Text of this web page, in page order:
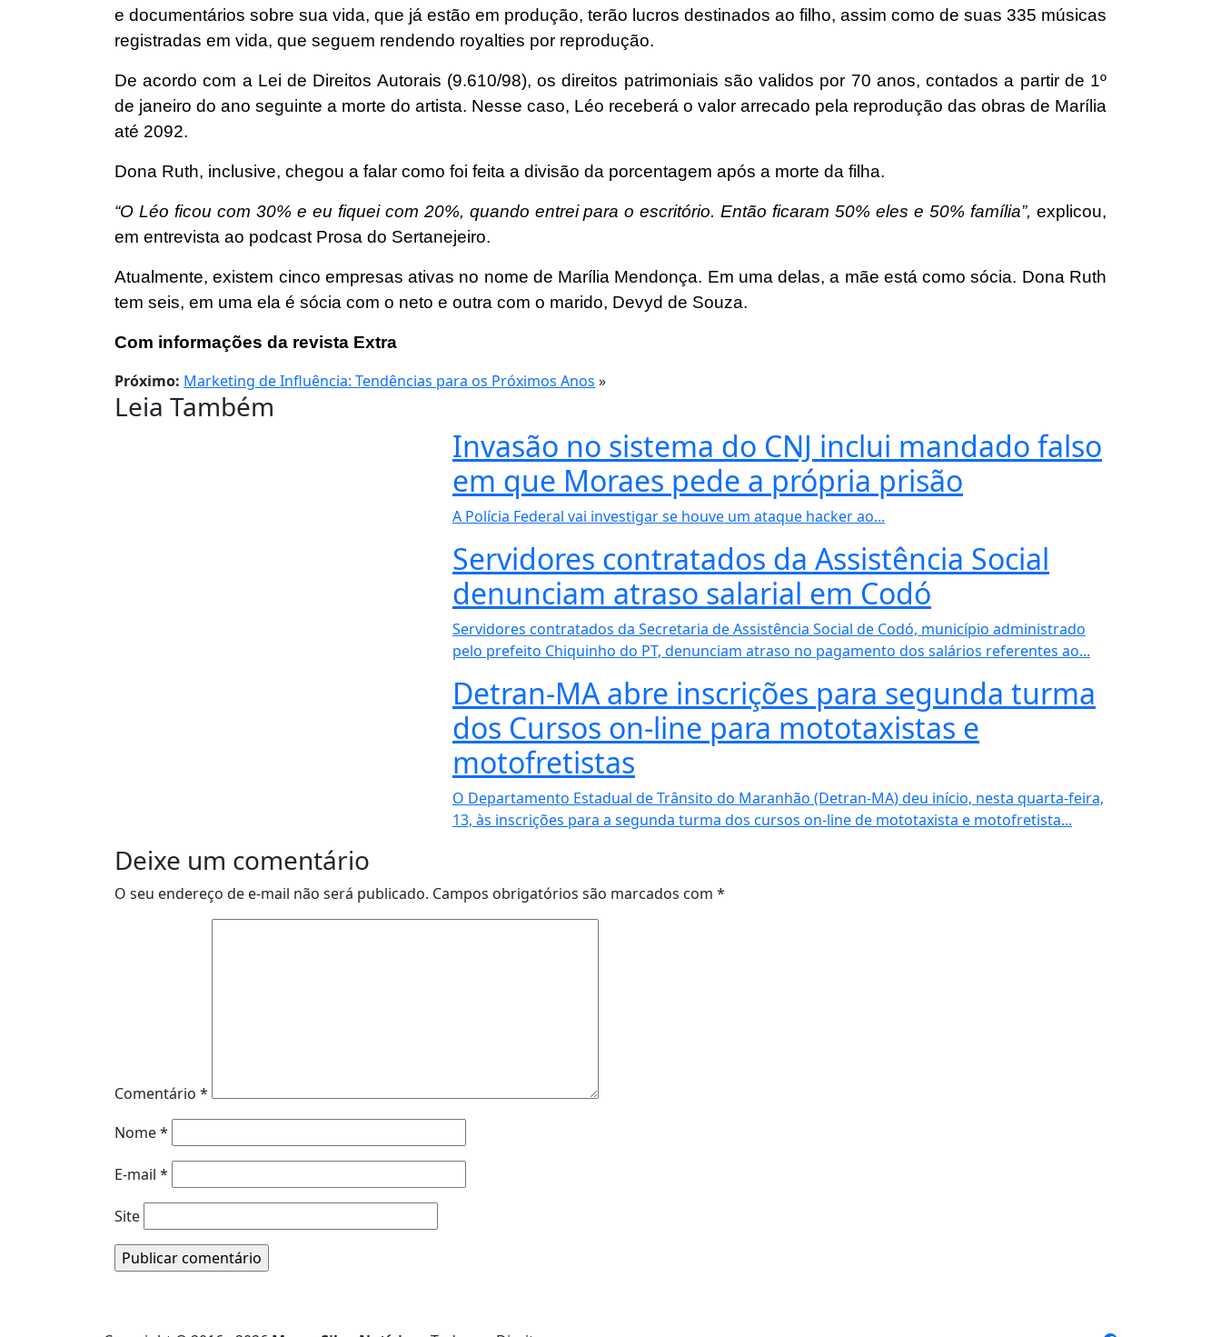
e documentários sobre sua vida, que já estão em produção, terão lucros destinados ao filho, assim como de suas 335 músicas
registradas em vida, que seguem rendendo royalties por reprodução.
De acordo com a Lei de Direitos Autorais (9.610/98), os direitos patrimoniais são validos por 70 anos, contados a partir de 1º
de janeiro do ano seguinte a morte do artista. Nesse caso, Léo receberá o valor arrecado pela reprodução das obras de Marília
até 2092.
Dona Ruth, inclusive, chegou a falar como foi feita a divisão da porcentagem após a morte da filha.
“O Léo ficou com 30% e eu fiquei com 20%, quando entrei para o escritório. Então ficaram 50% eles e 50% família”, explicou,
em entrevista ao podcast Prosa do Sertanejeiro.
Atualmente, existem cinco empresas ativas no nome de Marília Mendonça. Em uma delas, a mãe está como sócia. Dona Ruth
tem seis, em uma ela é sócia com o neto e outra com o marido, Devyd de Souza.
Com informações da revista Extra
Próximo: Marketing de Influência: Tendências para os Próximos Anos »
Leia Também
Invasão no sistema do CNJ inclui mandado falso
em que Moraes pede a própria prisão
A Polícia Federal vai investigar se houve um ataque hacker ao...
Servidores contratados da Assistência Social
denunciam atraso salarial em Codó
Servidores contratados da Secretaria de Assistência Social de Codó, município administrado
pelo prefeito Chiquinho do PT, denunciam atraso no pagamento dos salários referentes ao...
Detran-MA abre inscrições para segunda turma
dos Cursos on-line para mototaxistas e
motofretistas
O Departamento Estadual de Trânsito do Maranhão (Detran-MA) deu início, nesta quarta-feira,
13, às inscrições para a segunda turma dos cursos on-line de mototaxista e motofretista...
Deixe um comentário
O seu endereço de e-mail não será publicado. Campos obrigatórios são marcados com *
Comentário *
Nome*
E-mail *
Site